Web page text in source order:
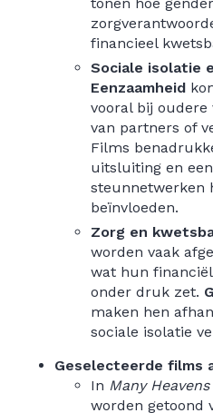
financieel
Sociale isolatie
Eenzaamheid
vooral bij
van partners of
Films
uitsluiting en
steunnetwerken
beïnvloeden.
Zorg en
worden vaak
wat hun
onder druk zet.
maken hen
sociale isolatie
Geselecteerde films
In Many Heavens
worden getoond